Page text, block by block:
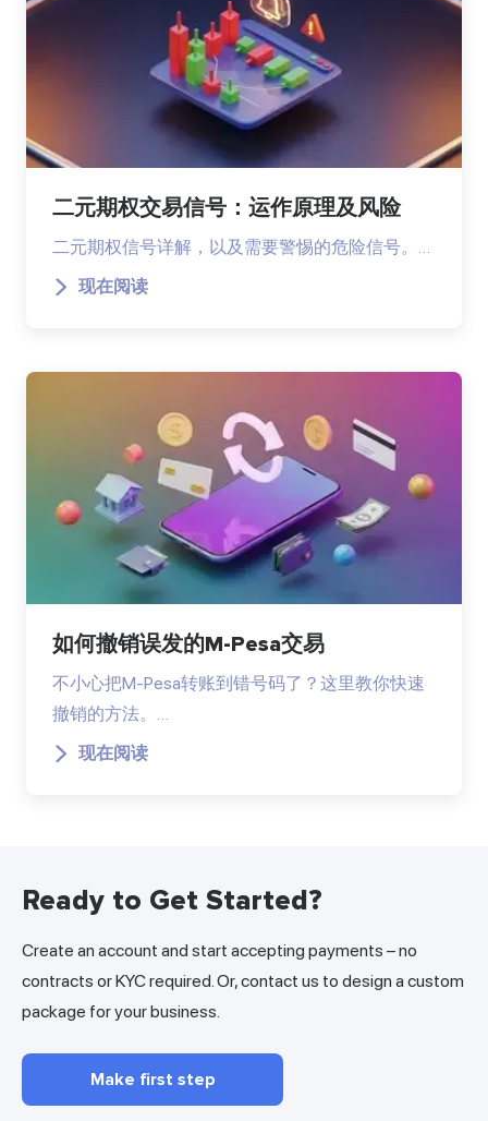
二元期权交易信号：运作原理及风险
二元期权信号详解，以及需要警惕的危险信号。…
现在阅读
如何撤销误发的M-Pesa交易
不小心把M-Pesa转账到错号码了？这里教你快速
撤销的方法。…
现在阅读
Ready to Get Started?
Create an account and start accepting payments – no
contracts or KYC required. Or, contact us to design a custom
package for your business.
Make first step